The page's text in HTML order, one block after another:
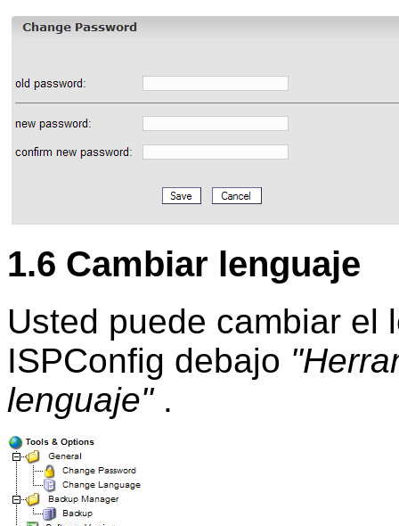
1.6 Cambiar lenguaje
Usted puede cambiar el
ISPConfig debajo
lenguaje".